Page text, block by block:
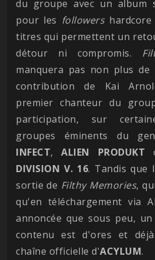
du groupe avec un album
pour les followershardcore
titres qui permettent un
détour ni compromis.
manquera pas non plus
contribution de Kai
premier chanteur du
participation, sur
groupes éminents du
INFECT,ALIEN PRODUKT
DIVISION V. 16. Tandis que
sortie de Filthy Memories,
qu'en téléchargement via
annoncée que sous peu,
contenu est d'ores et
chaîne officielle d'ACYLUM.